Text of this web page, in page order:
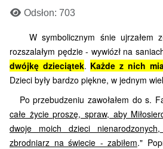
Odsłon: 703
W symbolicznym śnie ujrzałem
rozszalałym pędzie - wywiózł na
dwójkę dzieciątek. Każde z nich
Dzieci były bardzo piękne, w jednym
Po przebudzeniu zawołałem do s.
całe życie proszę, spraw, aby
dwoje moich dzieci
zbrodniarz na świecie - zabiłem."